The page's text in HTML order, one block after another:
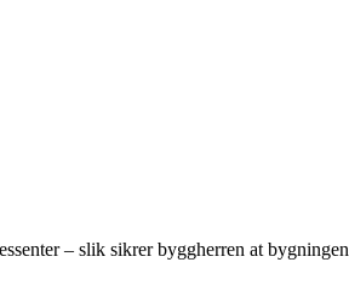
– slik sikrer byggherren at bygningen